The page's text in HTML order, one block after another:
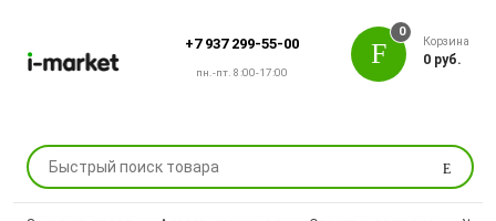
+7 937 299-55-00
пн.-пт. 8:00-17:00
Поиск
0
Корзина
0 руб.